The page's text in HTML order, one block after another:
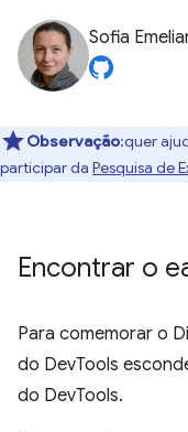
Sofia
Observação:quer
participar da Pesquisa de
Encontrar o
Para comemorar o
do DevTools
do DevTools.